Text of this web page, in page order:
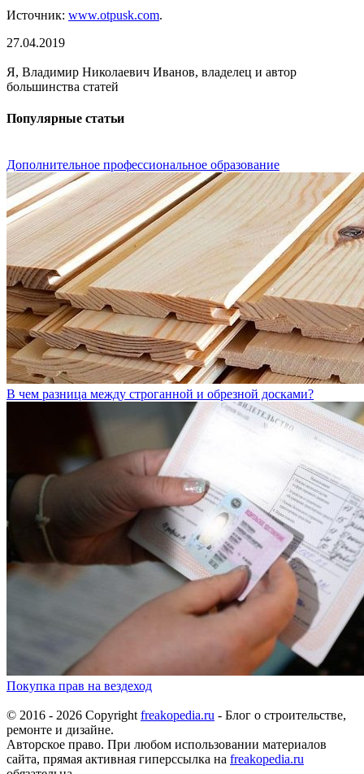
Источник: www.otpusk.com.
27.04.2019
Я, Владимир Николаевич Иванов, владелец и автор
большинства статей
Популярные статьи
Дополнительное профессиональное образование
В чем разница между строганной и обрезной досками?
Покупка прав на вездеход
© 2016 - 2026 Copyrightfreakopedia.ru - Блог о строительстве,
ремонте и дизайне.
Авторское право. При любом использовании материалов
сайта, прямая активная гиперссылка на freakopedia.ru